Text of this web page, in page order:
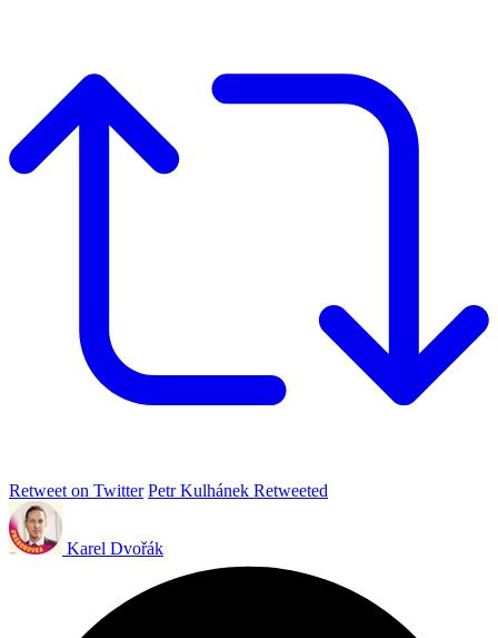
Retweet on Twitter Petr Kulhánek Retweeted
Karel Dvořák